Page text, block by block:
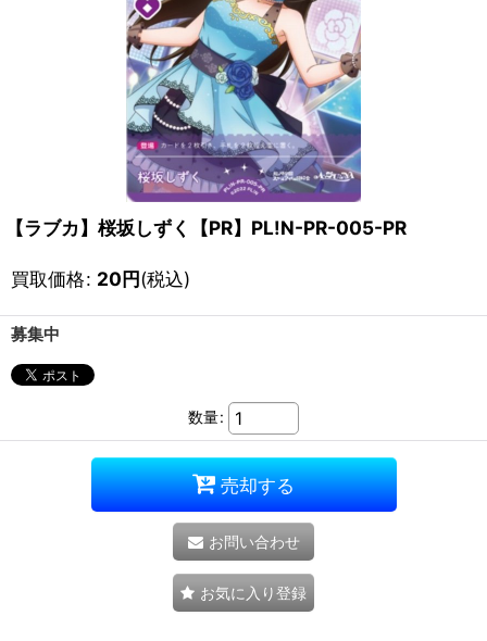
【ラブカ】桜坂しずく【PR】PL!N-PR-005-PR
買取価格: 20円(税込)
募集中
数量:
売却する
お問い合わせ
お気に入り登録